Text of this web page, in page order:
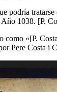
podría tratarse
1038. [P.
como «[P.
Pere Costa i